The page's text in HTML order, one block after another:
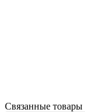
Связанные товары